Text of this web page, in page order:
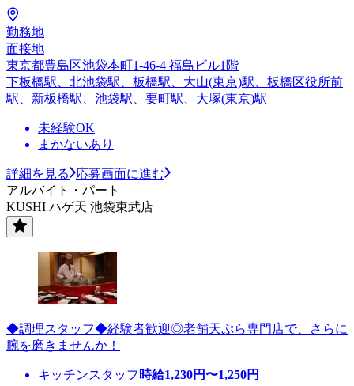
勤務地
面接地
東京都豊島区池袋本町1-46-4 福島ビル1階
下板橋駅、北池袋駅、板橋駅、大山(東京)駅、板橋区役所前
駅、新板橋駅、池袋駅、要町駅、大塚(東京)駅
未経験OK
まかないあり
詳細を見る
応募画面に進む
アルバイト・パート
KUSHI ハゲ天 池袋東武店
◆調理スタッフ◆経験者歓迎◎老舗天ぷら専門店で、さらに
腕を磨きませんか！
キッチンスタッフ 時給1,230円〜1,250円